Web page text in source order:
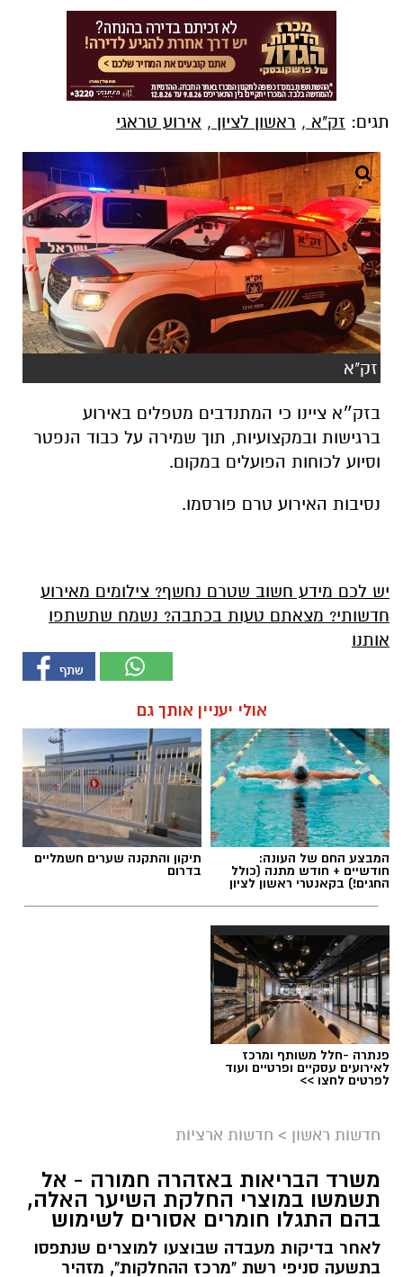
תגים: זק"א , ראשון לציון , אירוע טראגי
זק"א
בזק״א ציינו כי המתנדבים מטפלים באירוע
ברגישות ובמקצועיות, תוך שמירה על כבוד הנפטר
וסיוע לכוחות הפועלים במקום.
נסיבות האירוע טרם פורסמו.
יש לכם מידע חשוב שטרם נחשף? צילומים מאירוע
חדשותי? מצאתם טעות בכתבה? נשמח שתשתפו
אותנו
אולי יעניין אותך גם
המבצע החם של העונה:
חודשיים + חודש מתנה (כולל
החגים!) בקאנטרי ראשון לציון
תיקון והתקנה שערים חשמליים
בדרום
פנתרה -חלל משותף ומרכז
לאירועים עסקיים ופרטיים ועוד
לפרטים לחצו >>
חדשות ראשון > חדשות ארציות
משרד הבריאות באזהרה חמורה - אל
תשמשו במוצרי החלקת השיער האלה,
בהם התגלו חומרים אסורים לשימוש
לאחר בדיקות מעבדה שבוצעו למוצרים שנתפסו
בתשעה סניפי רשת "מרכז ההחלקות", מזהיר